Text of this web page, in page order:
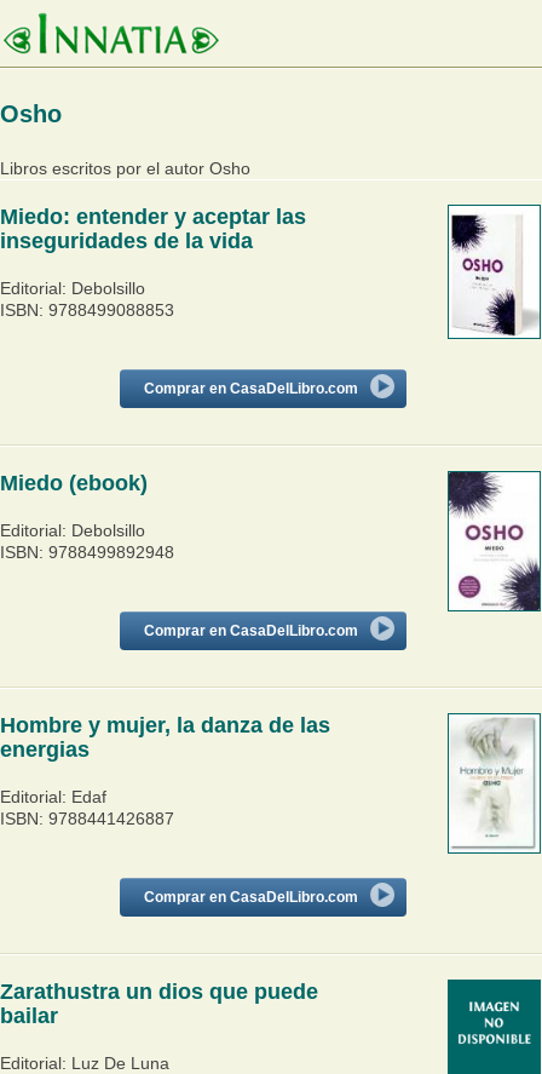
Osho
Libros escritos por el autor Osho
Miedo: entender y aceptar las
inseguridades de la vida
Editorial: Debolsillo
ISBN: 9788499088853
Comprar en CasaDelLibro.com
Miedo (ebook)
Editorial: Debolsillo
ISBN: 9788499892948
Comprar en CasaDelLibro.com
Hombre y mujer, la danza de las
energias
Editorial: Edaf
ISBN: 9788441426887
Comprar en CasaDelLibro.com
Zarathustra un dios que puede
bailar
Editorial: Luz De Luna